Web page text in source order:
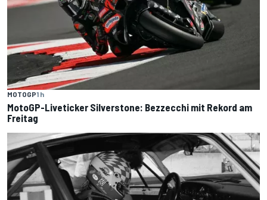
MOTOGP1 h
MotoGP-Liveticker Silverstone: Bezzecchi mit Rekord am
Freitag